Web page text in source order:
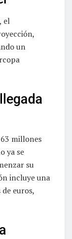
el
un
millones
ya se
su
incluye una
euros,